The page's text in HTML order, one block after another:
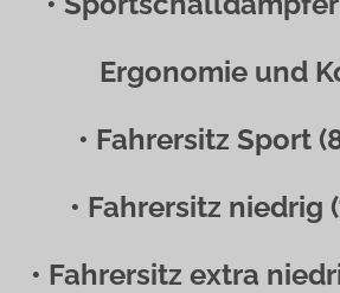
Ergonomie und
• Fahrersitz Sport
• Fahrersitz niedrig
• Fahrersitz extra